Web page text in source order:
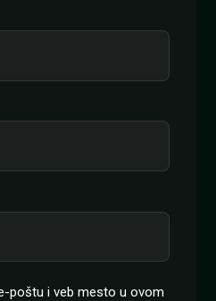
poštu i veb mesto u ovom